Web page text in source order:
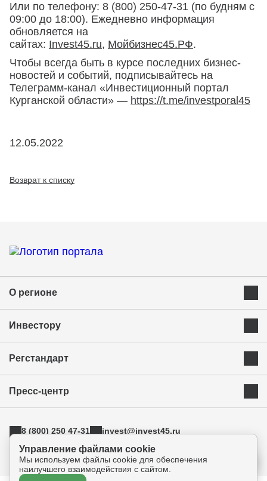
Или по телефону: 8 (800) 250-47-31 (по будням с
09:00 до 18:00). Ежедневно информация
обновляется на
сайтах: Invest45.ru, Мойбизнес45.РФ.
Чтобы всегда быть в курсе последних бизнес-
новостей и событий, подписывайтесь на
Телеграмм-канал «Инвестиционный портал
Курганской области» — https://t.me/investporal45
12.05.2022
Возврат к списку
О регионе
Экономика и ресурсы
Успешные бренды Курганской области
Инвестиционная команда региона
Инвестору
Приоритетные инвестиционные направления
Истории успеха
Поддержка экспорта
Инновации
Креативные индустрии
Регстандарт
Свод инвестиционных правил
Пресс-центр
Фотогалерея
Медиа
Прямая связь
8 (800) 250 47-31
invest@invest45.ru
г. Курган, ул. Бурова-Петрова 112а, оф.325
Управление файлами cookie
Мы используем файлы cookie для обеспечения
наилучшего взаимодействия с сайтом.